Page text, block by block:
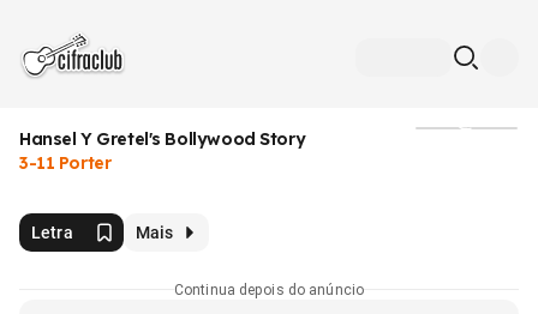
Hansel Y Gretel's Bollywood Story
3-11 Porter
Letra Mais
Continua depois do anúncio